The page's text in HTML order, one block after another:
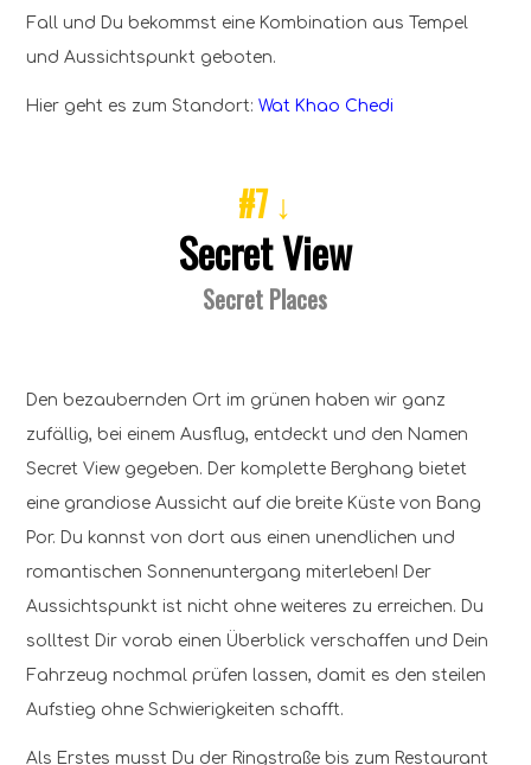
Fall und Du bekommst eine Kombination aus Tempel
und Aussichtspunkt geboten.
Hier geht es zum Standort:Wat Khao Chedi
#7 ↓
Secret View
Secret Places
Den bezaubernden Ort im grünen haben wir ganz
zufällig, bei einem Ausflug, entdeckt und den Namen
Secret View gegeben. Der komplette Berghang bietet
eine grandiose Aussicht auf die breite Küste von Bang
Por. Du kannst von dort aus einen unendlichen und
romantischen Sonnenuntergang miterleben! Der
Aussichtspunkt ist nicht ohne weiteres zu erreichen. Du
solltest Dir vorab einen Überblick verschaffen und Dein
Fahrzeug nochmal prüfen lassen, damit es den steilen
Aufstieg ohne Schwierigkeiten schafft.
Als Erstes musst Du der Ringstraße bis zum Restaurant